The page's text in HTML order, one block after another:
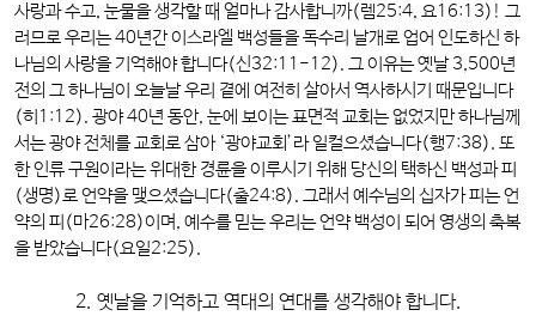
사랑과 수고, 눈물을 생각할 때 얼마나 감사합니까(렘25:4, 요16:13)! 그
러므로 우리는 40년간 이스라엘 백성들을 독수리 날개로 업어 인도하신 하
나님의 사랑을 기억해야 합니다(신32:11-12). 그 이유는 옛날 3,500년
전의 그 하나님이 오늘날 우리 곁에 여전히 살아서 역사하시기 때문입니다
(히1:12). 광야 40년 동안, 눈에 보이는 표면적 교회는 없었지만 하나님께
서는 광야 전체를 교회로 삼아 ‘광야교회’라 일컬으셨습니다(행7:38). 또
한 인류 구원이라는 위대한 경륜을 이루시기 위해 당신의 택하신 백성과 피
(생명)로 언약을 맺으셨습니다(출24:8). 그래서 예수님의 십자가 피는 언
약의 피(마26:28)이며, 예수를 믿는 우리는 언약 백성이 되어 영생의 축복
을 받았습니다(요일2:25).
2. 옛날을 기억하고 역대의 연대를 생각해야 합니다.